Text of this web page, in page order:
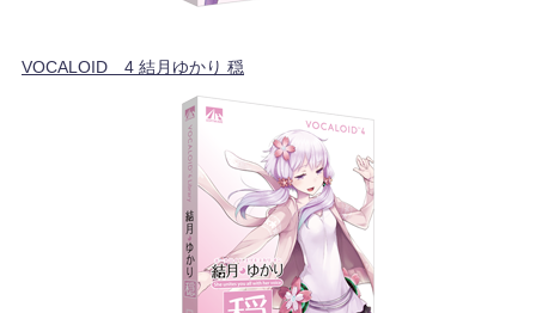
VOCALOID™4 結月ゆかり 穏